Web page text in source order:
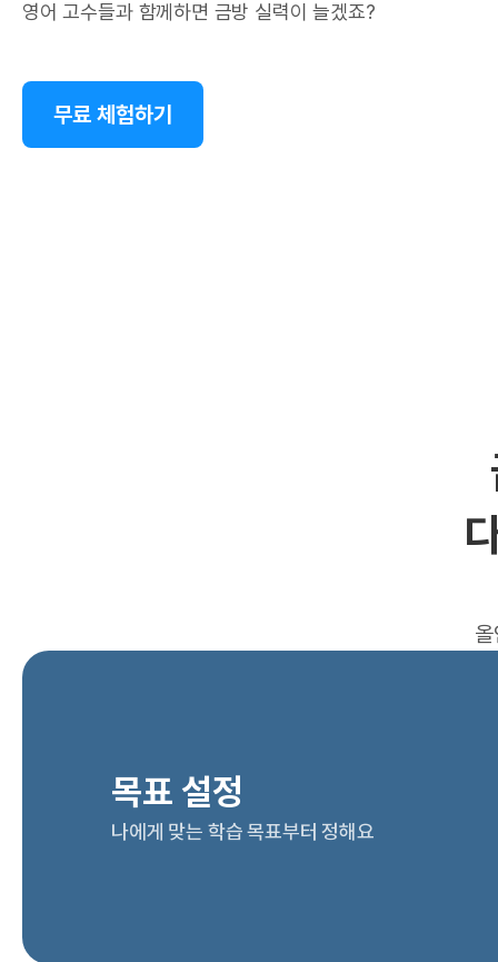
영어 고수들과 함께하면 금방 실력이 늘겠죠?
무료 체험하기
목표 설정
나에게 맞는 학습 목표부터 정해요